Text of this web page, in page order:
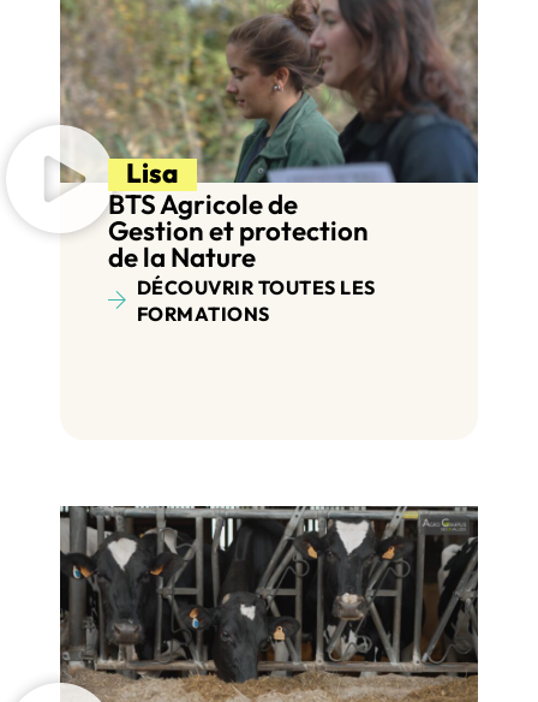
Lisa
BTS Agricole de
Gestion et protection
de la Nature
DÉCOUVRIR TOUTES LES
FORMATIONS